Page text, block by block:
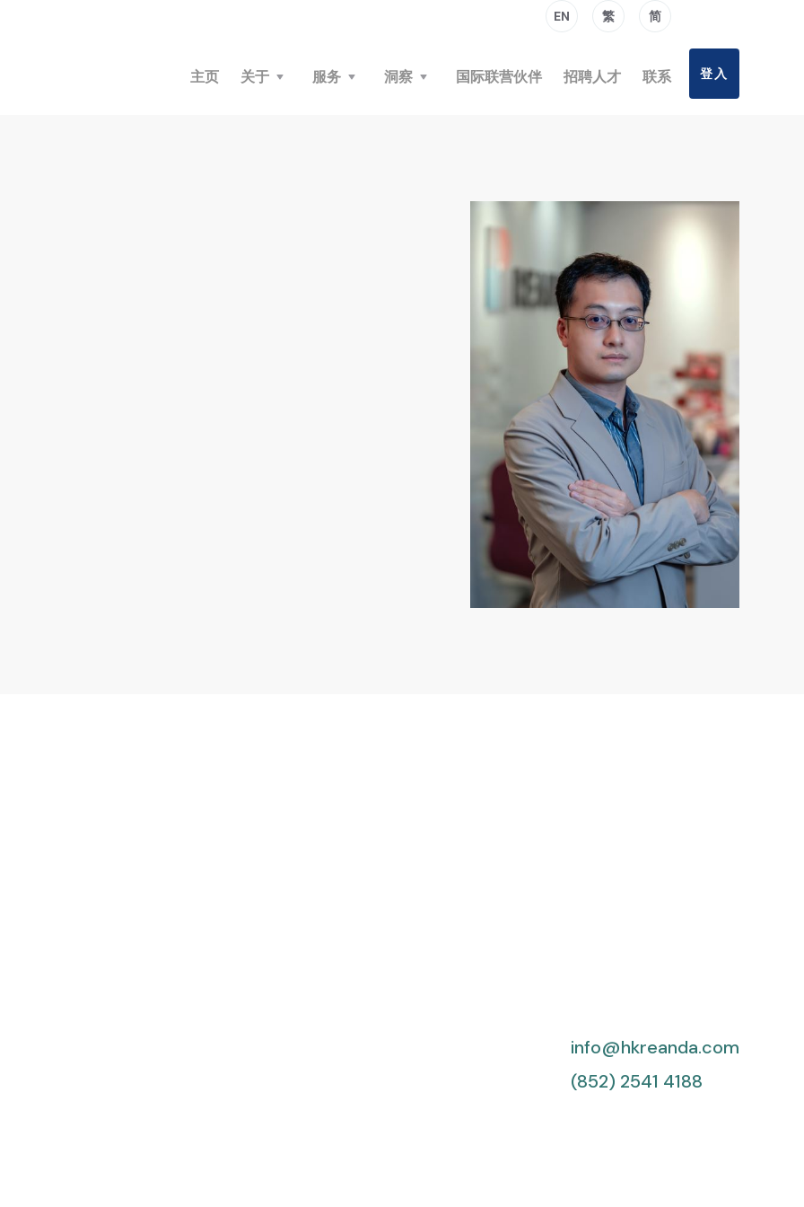
EN 繁 简
主页 关于 服务 洞察 国际联营伙伴 招聘人才 联系 登入
info@hkreanda.com
(852) 2541 4188